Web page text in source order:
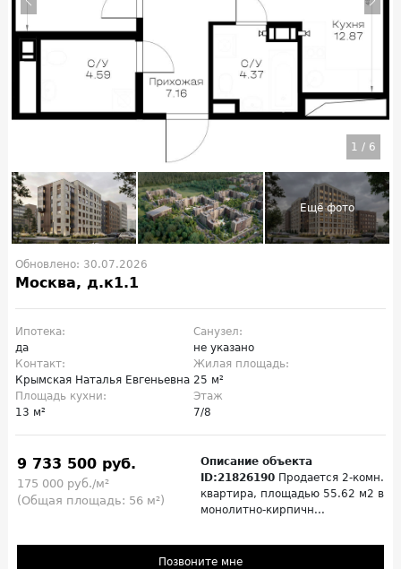
1 / 6
Обновлено: 30.07.2026
Москва, д.к1.1
Ипотека:
да
Санузел:
не указано
Контакт:
Крымская Наталья Евгеньевна
Жилая площадь:
25 м²
Площадь кухни:
13 м²
Этаж
7/8
9 733 500 руб.
175 000 руб./м²
(Общая площадь: 56 м²)
Описание объекта
ID:21826190 Продается 2-комн.
квартира, площадью 55.62 м2 в
монолитно-кирпичн...
Позвоните мне